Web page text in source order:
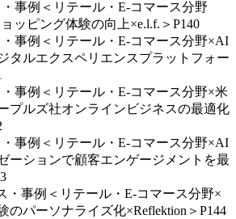
事例＜リテール・E-コマース分野
ッピング体験の向上×e.l.f.＞P140
事例＜リテール・E-コマース分野×AI
タルエクスペリエンスプラットフォー
事例＜リテール・E-コマース分野×米
プルズ社オンラインビジネスの最適化
事例＜リテール・E-コマース分野×AI
ーションで顧客エンゲージメントを最
・事例＜リテール・E-コマース分野×
のパーソナライズ化×Reflektion＞P144